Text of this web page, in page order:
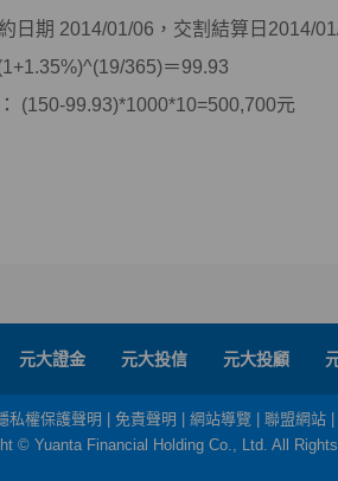
日期 2014/01/06，交割結算日2014/
365)＝99.93
(150-99.93)*1000*10=500,700元
元大證金 元大投信 元大投顧
私權保護聲明 免責聲明 網站導覽 聯盟網站
© Yuanta Financial Holding Co., Ltd. All